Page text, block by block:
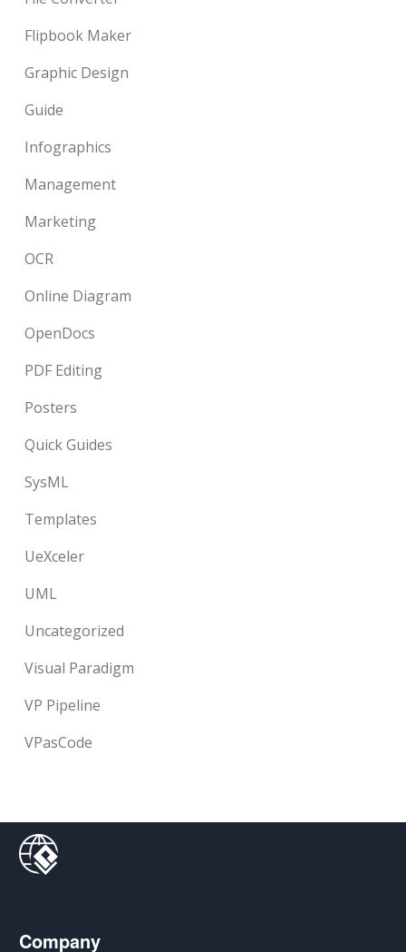
Flipbook Maker
Graphic Design
Guide
Infographics
Management
Marketing
OCR
Online Diagram
OpenDocs
PDF Editing
Posters
Quick Guides
SysML
Templates
UeXceler
UML
Uncategorized
Visual Paradigm
VP Pipeline
VPasCode
Company